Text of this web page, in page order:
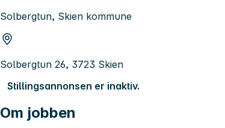
Solbergtun, Skien kommune
Solbergtun 26, 3723 Skien
Stillingsannonsen er inaktiv.
Om jobben